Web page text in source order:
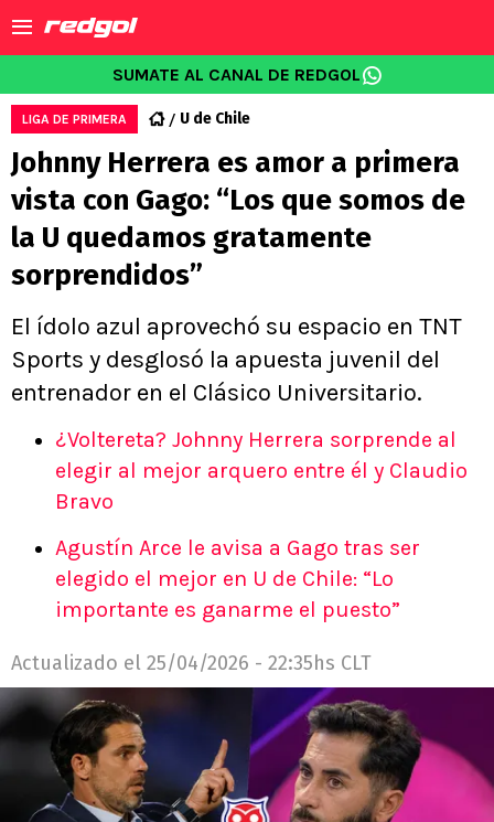
SUMATE AL CANAL DE REDGOL
LIGA DE PRIMERA U de Chile
Johnny Herrera es amor a primera
vista con Gago: “Los que somos de
la U quedamos gratamente
sorprendidos”
El ídolo azul aprovechó su espacio en TNT
Sports y desglosó la apuesta juvenil del
entrenador en el Clásico Universitario.
¿Voltereta? Johnny Herrera sorprende al
elegir al mejor arquero entre él y Claudio
Bravo
Agustín Arce le avisa a Gago tras ser
elegido el mejor en U de Chile: “Lo
importante es ganarme el puesto”
Actualizado el 25/04/2026 - 22:35hs CLT